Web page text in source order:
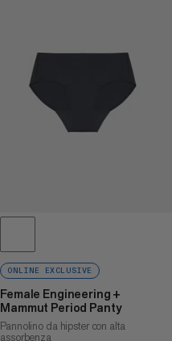
ONLINE EXCLUSIVE
Female Engineering +
Mammut Period Panty
Pannolino da hipster con alta
assorbenza